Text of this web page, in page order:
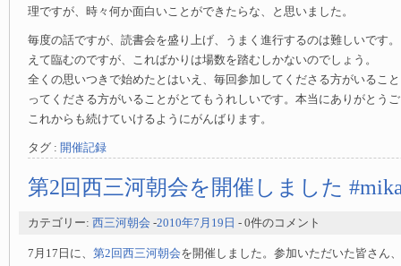
理ですが、時々何か面白いことができたらな、と思いました。
毎度の話ですが、読書会を盛り上げ、うまく進行するのは難しいです
えて臨むのですが、こればかりは場数を踏むしかないのでしょう。
全くの思いつきで始めたとはいえ、毎回参加してくださる方がいるこ
ってくださる方がいることがとてもうれしいです。本当にありがとう
これからも続けていけるようにがんばります。
タグ : 開催記録
第2回西三河朝会を開催しました
カテゴリー: 西三河朝会 -2010年7月19日 - 0件のコメント
7月17日に、 第2回西三河朝会を開催しました。参加いただいた皆さん